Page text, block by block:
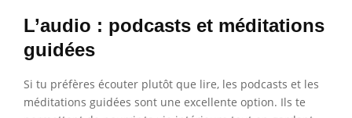
L’audio : podcasts et méditations
guidées
Si tu préfères écouter plutôt que lire, les podcasts et les
méditations guidées sont une excellente option. Ils te